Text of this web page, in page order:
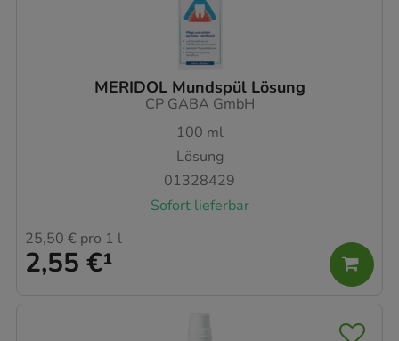
MERIDOL Mundspül Lösung
CP GABA GmbH
100 ml
Lösung
01328429
Sofort lieferbar
2,55 €¹
25,50 € pro 1 l